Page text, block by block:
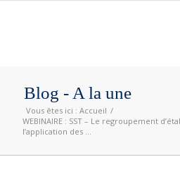
Blog - A la une
Vous êtes ici : Accueil /
WEBINAIRE : SST – Le regroupement
l’application des ...